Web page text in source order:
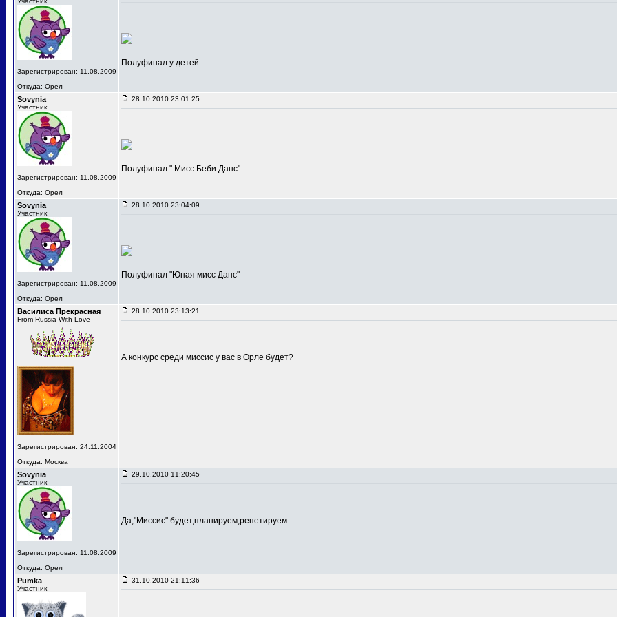
Зарегистрирован: 11.08.2009
Откуда: Орел
Полуфинал у детей.
Sovynia
Участник
Зарегистрирован: 11.08.2009
Откуда: Орел
28.10.2010 23:01:25
Полуфинал " Мисс Беби Данс"
Sovynia
Участник
Зарегистрирован: 11.08.2009
Откуда: Орел
28.10.2010 23:04:09
Полуфинал "Юная мисс Данс"
Василиса Прекрасная
From Russia With Love
Зарегистрирован: 24.11.2004
Откуда: Москва
28.10.2010 23:13:21
А конкурс среди миссис у вас в Орле будет?
Sovynia
Участник
Зарегистрирован: 11.08.2009
Откуда: Орел
29.10.2010 11:20:45
Да,"Миссис" будет,планируем,репетируем.
Pumka
Участник
31.10.2010 21:11:36